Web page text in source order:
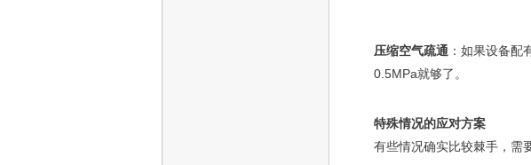
压缩空气疏通 ：如果设备
0.5MPa就够了。
特殊情况的应对方案
有些情况确实比较棘手，需